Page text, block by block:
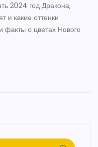
2024 год Дракона,
и какие оттенки
факты о цветах Нового